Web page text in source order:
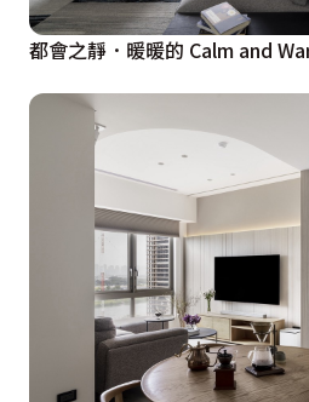
都會之靜．暖暖的 Calm and